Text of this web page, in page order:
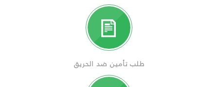
طلب تأمين ضد الحريق